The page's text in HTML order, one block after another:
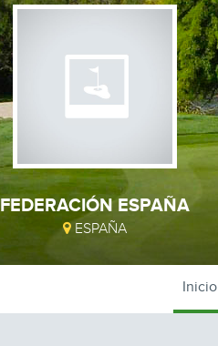
FEDERACIÓN ESPAÑA
ESPAÑA
Inicio